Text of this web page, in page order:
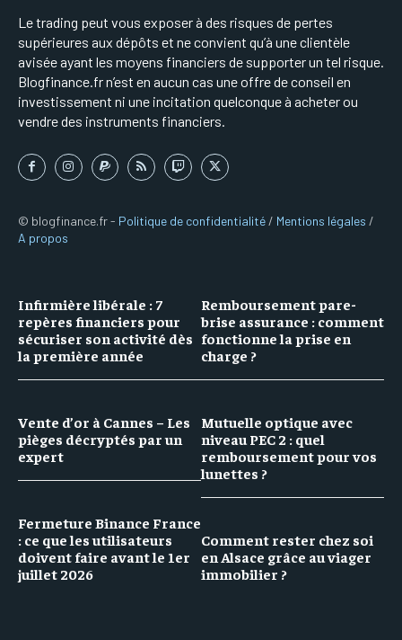
Le trading peut vous exposer à des risques de pertes
supérieures aux dépôts et ne convient qu’à une clientèle
avisée ayant les moyens financiers de supporter un tel risque.
Blogfinance.fr n’est en aucun cas une offre de conseil en
investissement ni une incitation quelconque à acheter ou
vendre des instruments financiers.
© blogfinance.fr - Politique de confidentialité / Mentions légales /
A propos
Infirmière libérale : 7
repères financiers pour
sécuriser son activité dès
la première année
Vente d’or à Cannes – Les
pièges décryptés par un
expert
Fermeture Binance France
: ce que les utilisateurs
doivent faire avant le 1er
juillet 2026
Remboursement pare-
brise assurance : comment
fonctionne la prise en
charge ?
Mutuelle optique avec
niveau PEC 2 : quel
remboursement pour vos
lunettes ?
Comment rester chez soi
en Alsace grâce au viager
immobilier ?